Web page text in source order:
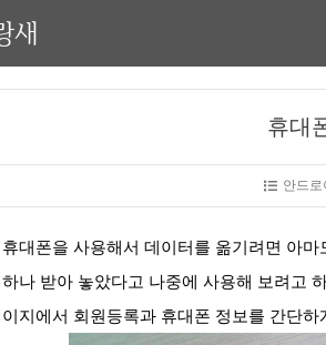
새
휴대
안드로
대폰을 사용해서 데이터를 옮기려면 아
나 받아 놓았다고 나중에 사용해 보려고
지에서 회원등록과 휴대폰 정보를 간단하